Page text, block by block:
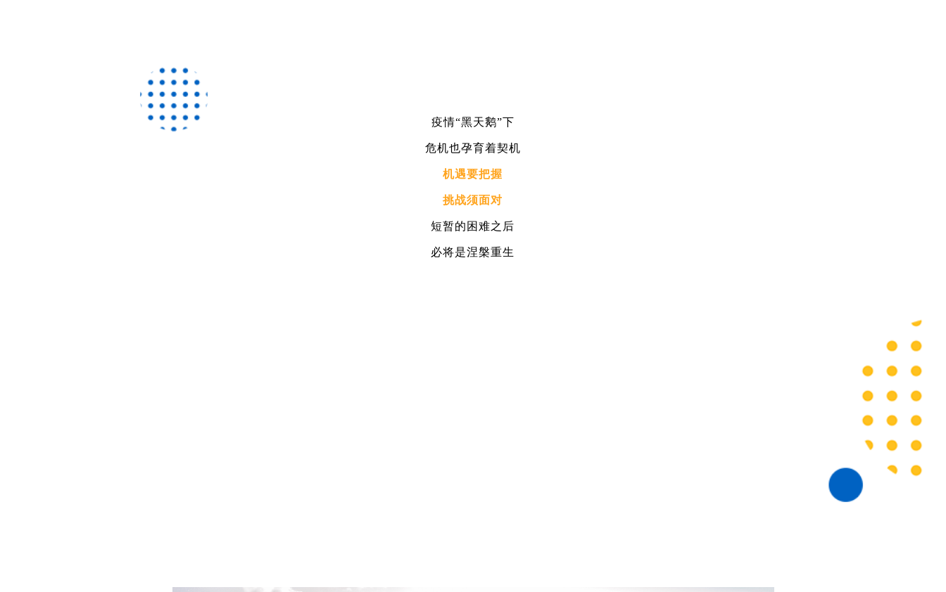
疫情“黑天鹅”下
危机也孕育着契机
机遇要把握
挑战须面对
短暂的困难之后
必将是涅槃重生